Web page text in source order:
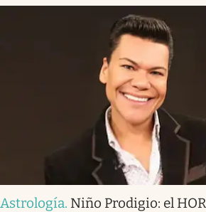
Astrología. Niño Prodigio: el